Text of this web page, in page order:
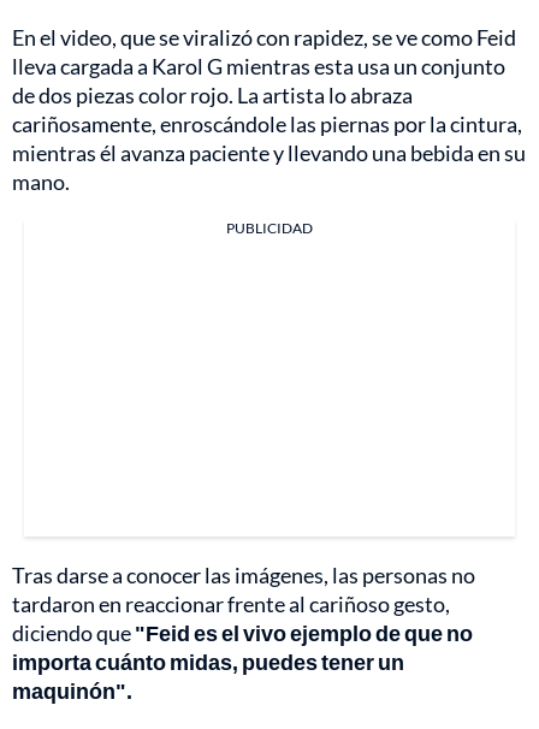
En el video, que se viralizó con rapidez, se ve como Feid
lleva cargada a Karol G mientras esta usa un conjunto
de dos piezas color rojo. La artista lo abraza
cariñosamente, enroscándole las piernas por la cintura,
mientras él avanza paciente y llevando una bebida en su
mano.
PUBLICIDAD
Tras darse a conocer las imágenes, las personas no
tardaron en reaccionar frente al cariñoso gesto,
diciendo que"Feid es el vivo ejemplo de que no
importa cuánto midas, puedes tener un
maquinón".